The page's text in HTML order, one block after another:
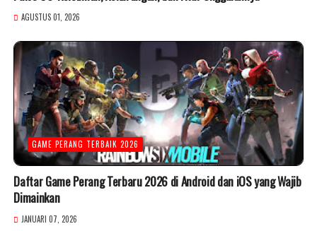
AGUSTUS 01, 2026
GAME PERANG TERBAIK 2026
Daftar Game Perang Terbaru 2026 di Android dan iOS yang Wajib
Dimainkan
JANUARI 07, 2026